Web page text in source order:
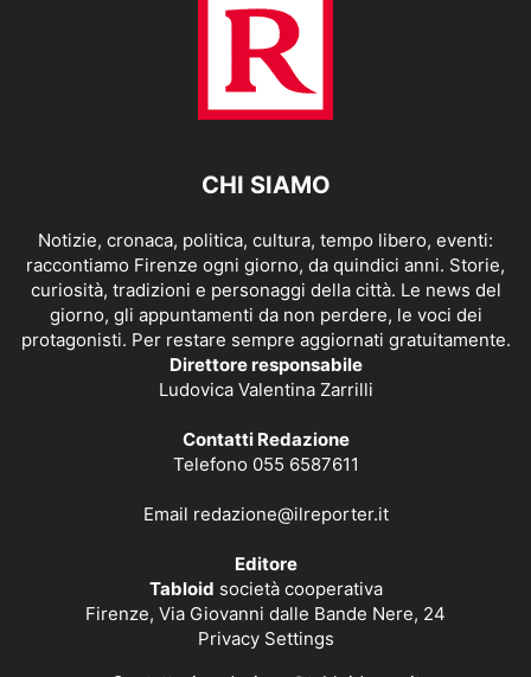
CHI SIAMO
Notizie, cronaca, politica, cultura, tempo libero, eventi:
raccontiamo Firenze ogni giorno, da quindici anni. Storie,
curiosità, tradizioni e personaggi della città. Le news del
giorno, gli appuntamenti da non perdere, le voci dei
protagonisti. Per restare sempre aggiornati gratuitamente.
Direttore responsabile
Ludovica Valentina Zarrilli
Contatti Redazione
Telefono 055 6587611
Email redazione@ilreporter.it
Editore
Tabloid società cooperativa
Firenze, Via Giovanni dalle Bande Nere, 24
Privacy Settings